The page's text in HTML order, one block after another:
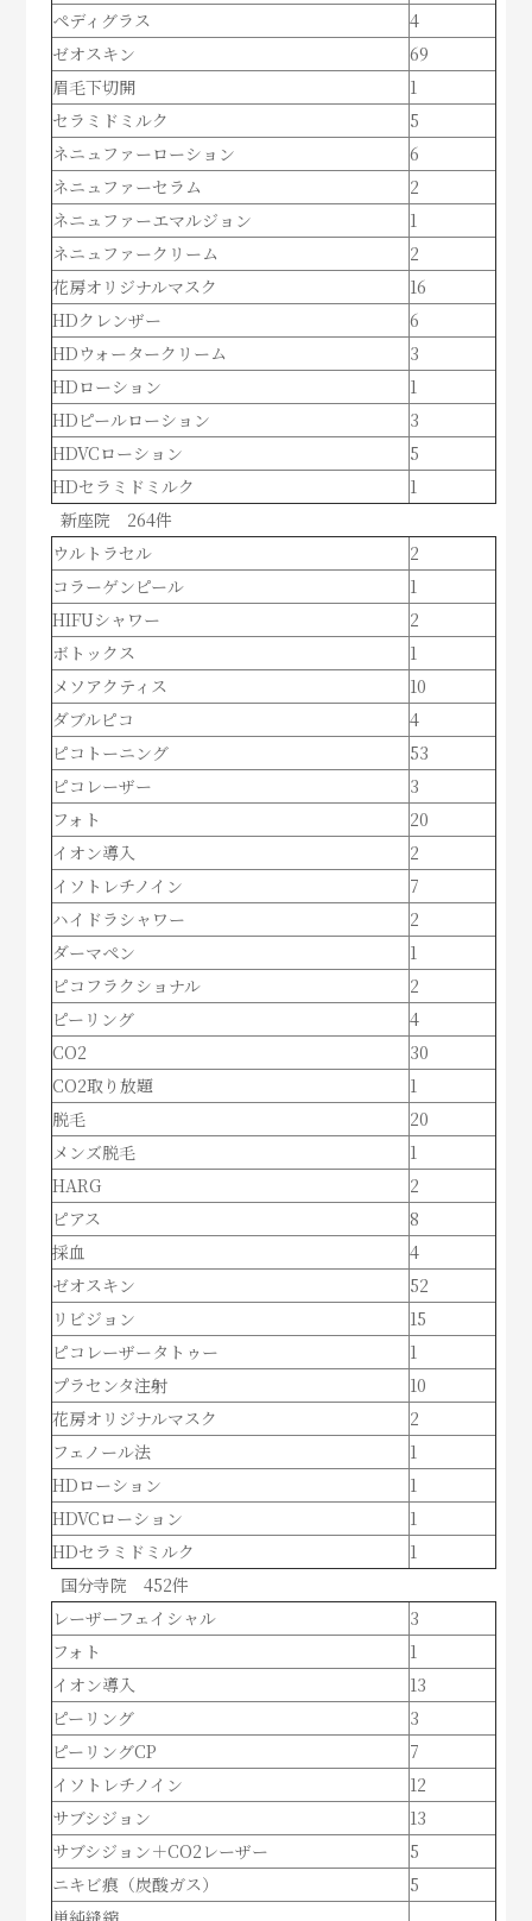
ペディグラス
4
ゼオスキン
69
眉毛下切開
1
セラミドミルク
5
ネニュファーローション
6
ネニュファーセラム
2
ネニュファーエマルジョン
1
ネニュファークリーム
2
花房オリジナルマスク
16
HDクレンザー
6
HDウォータークリーム
3
HDローション
1
HDピールローション
3
HDVCローション
5
HDセラミドミルク
1
新座院 264件
ウルトラセル
2
コラーゲンピール
1
HIFUシャワー
2
ボトックス
1
メソアクティス
10
ダブルピコ
4
ピコトーニング
53
ピコレーザー
3
フォト
20
イオン導入
2
イソトレチノイン
7
ハイドラシャワー
2
ダーマペン
1
ピコフラクショナル
2
ピーリング
4
CO2
30
CO2取り放題
1
脱毛
20
メンズ脱毛
1
HARG
2
ピアス
8
採血
4
ゼオスキン
52
リビジョン
15
ピコレーザータトゥー
1
プラセンタ注射
10
花房オリジナルマスク
2
フェノール法
1
HDローション
1
HDVCローション
1
HDセラミドミルク
1
国分寺院 452件
レーザーフェイシャル
3
フォト
1
イオン導入
13
ピーリング
3
ピーリングCP
7
イソトレチノイン
12
サブシジョン
13
サブシジョン＋CO2レーザー
5
ニキビ痕（炭酸ガス）
5